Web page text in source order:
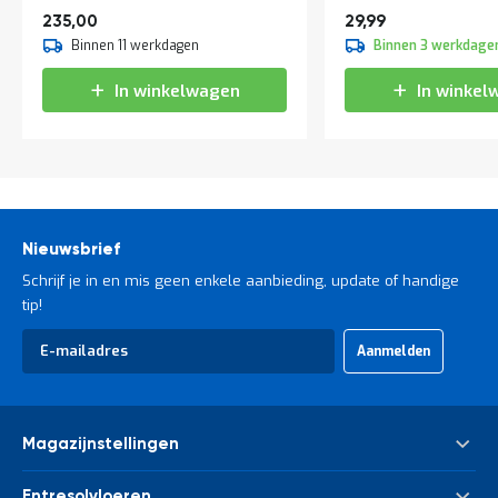
235,00
Binnen 11 werkdagen
In winkelwagen
29,99
Binnen 3
In
Nieuwsbrief
Schrijf je in en mis geen enkele aanbieding, update of handige
tip!
Abonneer
op
Aanmelden
Magazijnstellingen